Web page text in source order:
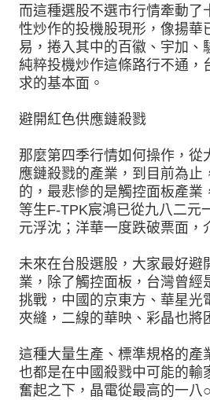
而這種選股不選市行情牽動
性炒作的投機股現形，像揚華
易，捲入其中的百徽、宇加
純粹投機炒作這條路行不通，
求的基本面。
避開紅色供應鏈殺戮
那麼第四季行情如何操作，
應鏈殺戮的產業，到目前為
的，最悲慘的是觸控面板產
等生F-TPK宸鴻已從九八二元
元浮沈；洋華一度跌破票面
未來在台股選股，大家最好避
業，除了觸控面板，台灣曾
挑戰，中國的京東方、華星光
夾縫，二線的華映、彩晶也將
這種大量生產、標準規格的產
也都是在中國殺戮中可能的輸
奮起之下，晶電從最高的一